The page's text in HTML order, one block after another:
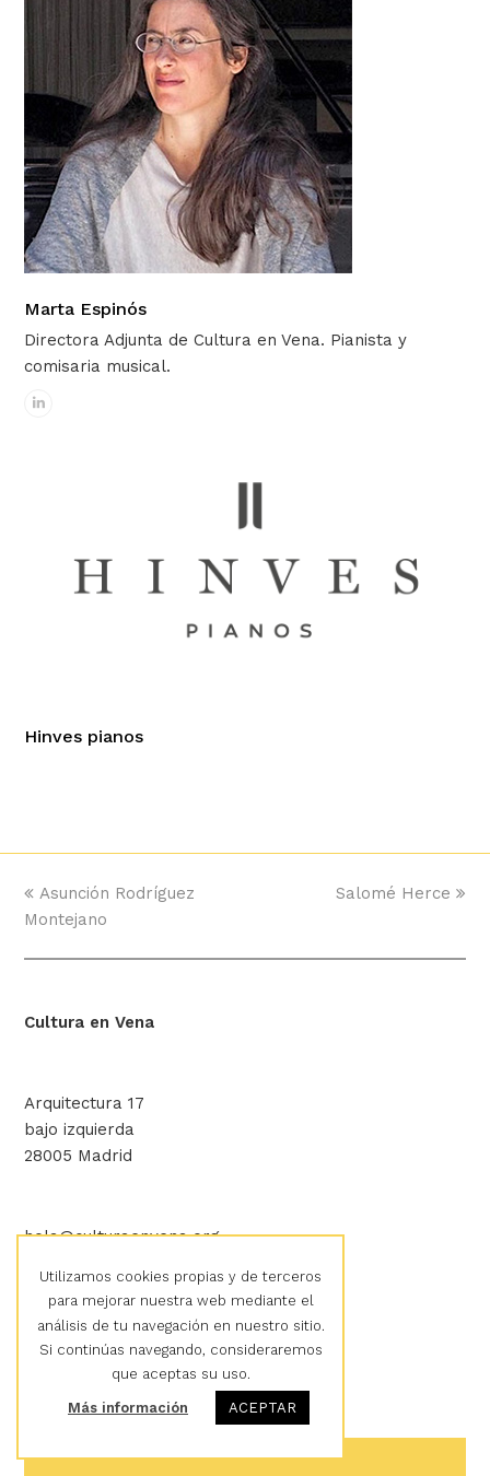
Marta Espinós
Directora Adjunta de Cultura en Vena. Pianista y
comisaria musical.
Linkedin
Hinves pianos
previous
post:
Asunción Rodríguez
Montejano
next
Salomé Herce
Cultura en Vena
Arquitectura 17
bajo izquierda
28005 Madrid
hola@culturaenvena.org
Aviso legal
Política de privacidad
Política de cookies
Utilizamos cookies propias y de terceros
para mejorar nuestra web mediante el
análisis de tu navegación en nuestro sitio.
Si continúas navegando, consideraremos
que aceptas su uso.
Más información ACEPTAR